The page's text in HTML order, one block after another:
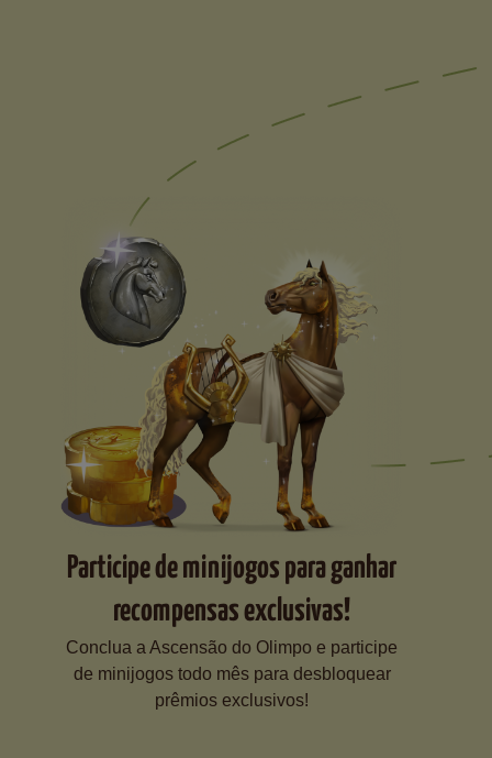
Participe de minijogos para ganhar
recompensas exclusivas!
Conclua a Ascensão do Olimpo e participe
de minijogos todo mês para desbloquear
prêmios exclusivos!